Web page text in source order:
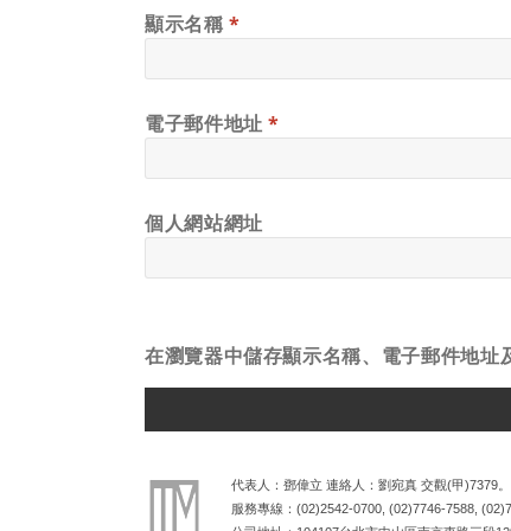
顯示名稱*
電子郵件地址*
個人網站網址
在瀏覽器中儲存顯示名稱、電子郵件地址
代表人：鄧偉立 連絡人：劉宛真 交觀(甲)7379。
服務專線： (02)2542-0700 (02)7746-7588